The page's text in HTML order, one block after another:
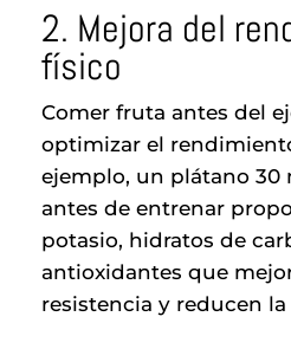
2. Mejora del
físico
Comer fruta antes del
optimizar el
ejemplo, un plátano 30
antes de entrenar
potasio, hidratos de
antioxidantes que
resistencia y reducen la